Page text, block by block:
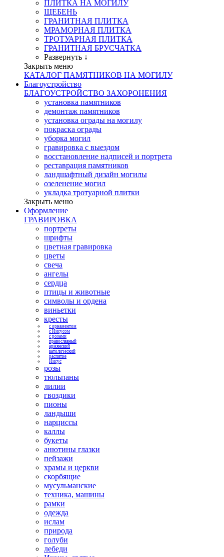
ПЛИТКА НА МОГИЛУ
ЩЕБЕНЬ
ГРАНИТНАЯ ПЛИТКА
МРАМОРНАЯ ПЛИТКА
ТРОТУАРНАЯ ПЛИТКА
ГРАНИТНАЯ БРУСЧАТКА
Развернуть ↓
Закрыть меню
КАТАЛОГ ПАМЯТНИКОВ НА МОГИЛУ
Благоустройство
БЛАГОУСТРОЙСТВО ЗАХОРОНЕНИЯ
установка памятников
демонтаж памятников
установка ограды на могилу
покраска ограды
уборка могил
гравировка с выездом
восстановление надписей и портрета
реставрация памятников
ландшафтный дизайн могилы
озеленение могил
укладка тротуарной плитки
Закрыть меню
Оформление
ГРАВИРОВКА
портреты
шрифты
цветная гравировка
цветы
свеча
ангелы
сердца
птицы и животные
символы и ордена
виньетки
кресты
с орнаментом
с Иисусом
с розами
православный
армянский
католический
распятие
Иисус
розы
тюльпаны
лилии
гвоздики
пионы
ландыши
нарциссы
каллы
букеты
анютины глазки
пейзажи
храмы и церкви
скорбящие
мусульманские
техника, машины
рамки
одежда
ислам
природа
голуби
лебеди